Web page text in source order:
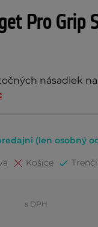
Pro Grip
násadiek
(len osobný
Košice
s DPH